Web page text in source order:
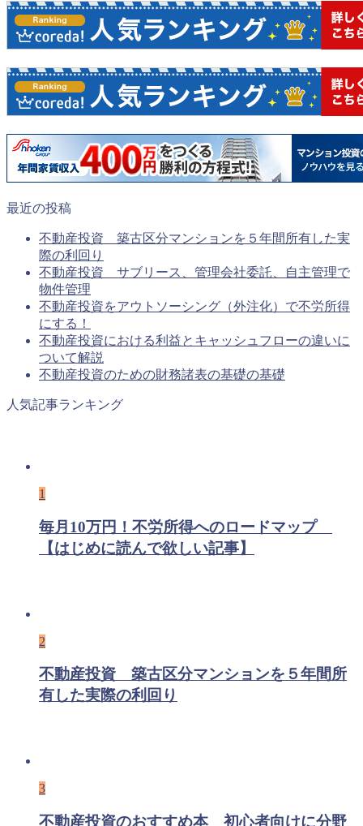
最近の投稿
不動産投資 築古区分マンションを５年間所有した実
際の利回り
不動産投資 サブリース、管理会社委託、自主管理で
物件管理
不動産投資をアウトソーシング（外注化）で不労所得
にする！
不動産投資における利益とキャッシュフローの違いに
ついて解説
不動産投資のための財務諸表の基礎の基礎
人気記事ランキング
1
毎月10万円！不労所得へのロードマップ
【はじめに読んで欲しい記事】
2
不動産投資 築古区分マンションを５年間所
有した実際の利回り
3
不動産投資のおすすめ本 初心者向けに分野